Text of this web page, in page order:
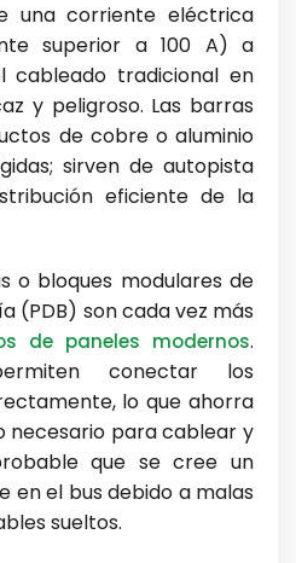
una corriente eléctrica
superior a 100 A) a
cableado tradicional en
y peligroso. Las barras
de cobre o aluminio
sirven de autopista
eficiente de la
o bloques modulares de
(PDB) son cada vez más
de paneles modernos.
conectar los
lo que ahorra
necesario para cablear y
que se cree un
en el bus debido a malas
sueltos.